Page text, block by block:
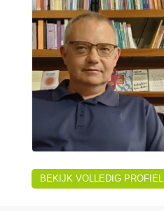
BEKIJK VOLLEDIG PROFIEL